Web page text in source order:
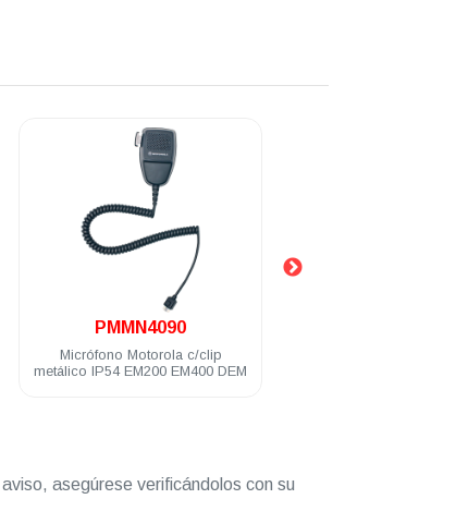
PMMN4090
Micrófono Motorola c/clip
metálico IP54 EM200 EM400 DEM
asegúrese verificándolos con su